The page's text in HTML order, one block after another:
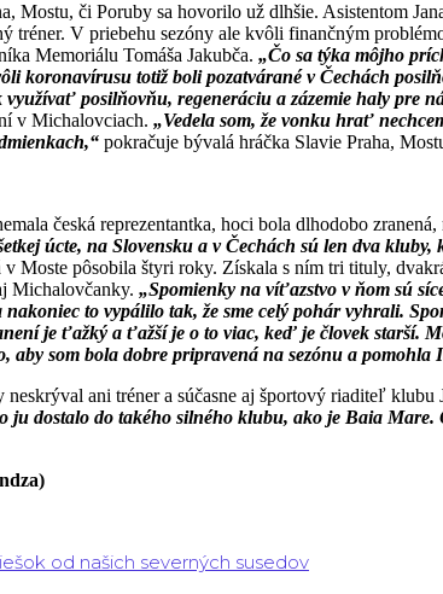
Mostu, či Poruby sa hovorilo už dlhšie. Asistentom
tréner. V priebehu sezóny ale kvôli finančným
Memoriálu Tomáša Jakubča. „Čo sa týka môjho
koronavírusu totiž boli pozatvárané v Čechách
posilňovňu, regeneráciu a zázemie haly pre
v Michalovciach. „Vedela som, že vonku hrať
pokračuje bývalá hráčka Slavie Praha,
česká reprezentantka, hoci bola dlhodobo
úcte, na Slovensku a v Čechách sú len dva
v Moste pôsobila štyri roky. Získala s ním tri tituly,
Michalovčanky. „Spomienky na víťazstvo v ňom sú
nakoniec to vypálilo tak, že sme celý pohár vyhrali.
je ťažký a ťažší je o to viac, keď je človek starší.
aby som bola dobre pripravená na sezónu a
ani tréner a súčasne aj športový riaditeľ
dostalo do takého silného klubu, ako je Baia Mare.
od našich severných susedov